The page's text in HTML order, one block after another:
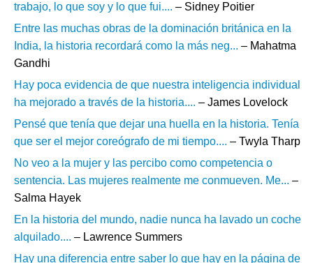
trabajo, lo que soy y lo que fui.... – Sidney Poitier
Entre las muchas obras de la dominación británica en la
India, la historia recordará como la más neg... – Mahatma
Gandhi
Hay poca evidencia de que nuestra inteligencia individual
ha mejorado a través de la historia.... – James Lovelock
Pensé que tenía que dejar una huella en la historia. Tenía
que ser el mejor coreógrafo de mi tiempo.... – Twyla Tharp
No veo a la mujer y las percibo como competencia o
sentencia. Las mujeres realmente me conmueven. Me... –
Salma Hayek
En la historia del mundo, nadie nunca ha lavado un coche
alquilado.... – Lawrence Summers
Hay una diferencia entre saber lo que hay en la página de